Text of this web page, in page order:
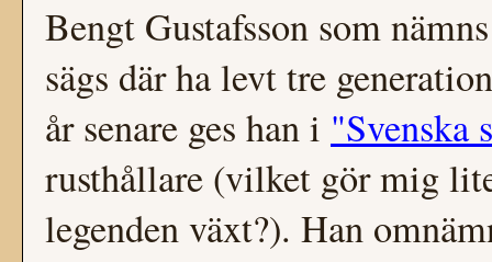
Bengt Gustafsson som
sägs där ha levt tre
år senare ges han i "Svenska
rusthållare (vilket gör mig
legenden växt?). Han